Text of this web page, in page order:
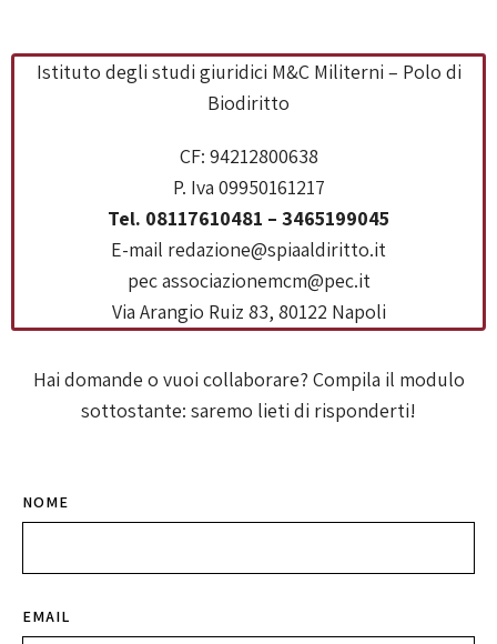
Istituto degli studi giuridici M&C Militerni – Polo di
Biodiritto
CF: 94212800638
P. Iva 09950161217
Tel. 08117610481 – 3465199045
E-mail redazione@spiaaldiritto.it
pec associazionemcm@pec.it
Via Arangio Ruiz 83, 80122 Napoli
Hai domande o vuoi collaborare? Compila il modulo
sottostante: saremo lieti di risponderti!
NOME
EMAIL